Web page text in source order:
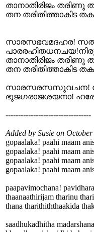
താനാതിരിജം തരിണു
തന തരിതിത്താകിട
സാരസഭവമദഹര!
താനാതിരിജം തരിണു
തന തരിതിത്താകിട
സാരസരസസുവചന!
ഭുജഗരാജശയനാ!
----------------------------------
Added by Susie on
gopaalaka! paahi maam
gopaalaka! paahi maam
gopaalaka! paahi maam
gopaalaka! paahi maam
paapavimochana!
thaanaathirijam tharinu
thana tharithiththaakida
saadhukadhitha